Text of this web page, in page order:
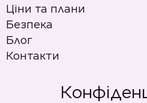
Ціни та плани
Безпека
Блог
Контакти